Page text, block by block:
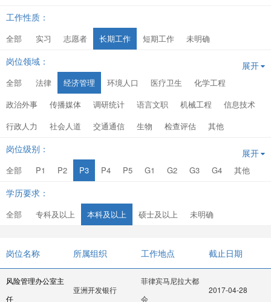
工作性质：
全部 实习 志愿者 长期工作 短期工作 未明确
岗位领域：
全部 法律 经济管理 环境人口 医疗卫生
化学工程
政治外事
传播媒体 调研统计 语言文职 机械工程
信息技术
行政人力
社会人道 交通通信 生物 检查评估 其他
展开
岗位级别：
全部 P1 P2 P3 P4 P5 G1 G2 G3 G4 其他
展开
学历要求：
全部 专科及以上 本科及以上 硕士及以上 未明确
岗位名称 所属组织 工作地点 截止日期
风险管理办公室主
任
亚洲开发银行
菲律宾马尼拉大都
会
2017-04-28